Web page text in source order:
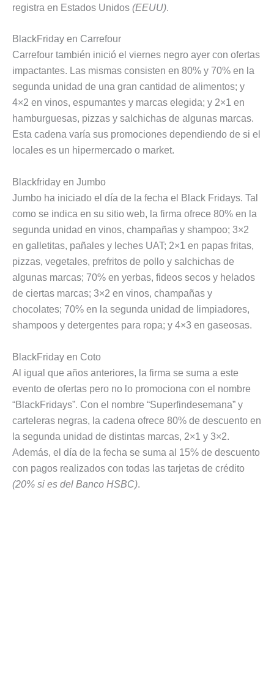
registra en Estados Unidos (EEUU).
BlackFriday en Carrefour
Carrefour también inició el viernes negro ayer con ofertas
impactantes. Las mismas consisten en 80% y 70% en la
segunda unidad de una gran cantidad de alimentos; y
4×2 en vinos, espumantes y marcas elegida; y 2×1 en
hamburguesas, pizzas y salchichas de algunas marcas.
Esta cadena varía sus promociones dependiendo de si el
locales es un hipermercado o market.
Blackfriday en Jumbo
Jumbo ha iniciado el día de la fecha el Black Fridays. Tal
como se indica en su sitio web, la firma ofrece 80% en la
segunda unidad en vinos, champañas y shampoo; 3×2
en galletitas, pañales y leches UAT; 2×1 en papas fritas,
pizzas, vegetales, prefritos de pollo y salchichas de
algunas marcas; 70% en yerbas, fideos secos y helados
de ciertas marcas; 3×2 en vinos, champañas y
chocolates; 70% en la segunda unidad de limpiadores,
shampoos y detergentes para ropa; y 4×3 en gaseosas.
BlackFriday en Coto
Al igual que años anteriores, la firma se suma a este
evento de ofertas pero no lo promociona con el nombre
“BlackFridays”. Con el nombre “Superfindesemana” y
carteleras negras, la cadena ofrece 80% de descuento en
la segunda unidad de distintas marcas, 2×1 y 3×2.
Además, el día de la fecha se suma al 15% de descuento
con pagos realizados con todas las tarjetas de crédito
(20% si es del Banco HSBC).